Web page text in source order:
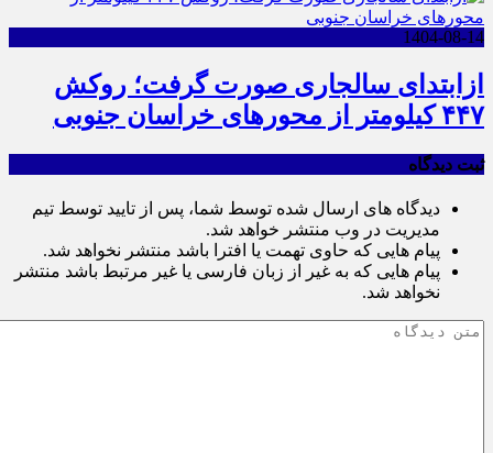
1404-08-14
ازابتدای سالجاری صورت گرفت؛ روکش
۴۴۷ کیلومتر از محورهای خراسان جنوبی
ثبت دیدگاه
دیدگاه های ارسال شده توسط شما، پس از تایید توسط تیم
مدیریت در وب منتشر خواهد شد.
پیام هایی که حاوی تهمت یا افترا باشد منتشر نخواهد شد.
پیام هایی که به غیر از زبان فارسی یا غیر مرتبط باشد منتشر
نخواهد شد.